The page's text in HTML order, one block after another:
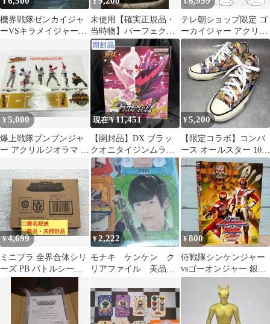
機界戦隊ゼンカイジャ
ーVSキラメイジャーVS
ャル版
未使用【確実正規品・
当時物】パーフェクト
チョロQ ブレーキング
タイガー福箱
テレ朝ショップ限定 ゴ
ーカイジャー アクリル
ぷちスタンド アクリル
スタンド 6個
¥5,000
爆上戦隊ブンブンジャ
ー アクリルジオラマ 炎
タ
現在 ¥11,451
【開封品】DX ブラッ
クオニタイジンムラサ
メ 限定ロボタロウギ
ア特典付き
¥5,200
【限定コラボ】コンバ
ース オールスター 100
スペース・ジャム PT
¥4,699
ミニプラ 全界合体シリ
ーズ PB バトルシーザ
カイジャー
¥2,222
モナキ ケンケン ク
リアファイル 美品
開封品
¥800
侍戦隊シンケンジャー
vsゴーオンジャー 銀幕
BANG!! 特別限定版('10